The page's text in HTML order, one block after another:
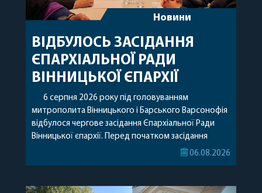
Новини
ВІДБУЛОСЬ ЗАСІДАННЯ
ЄПАРХІАЛЬНОЇ РАДИ
ВІННИЦЬКОЇ ЄПАРХІЇ
6 серпня 2026 року під головуванням
митрополита Вінницького і Барського Варсонофія
відбулося чергове засідання Єпархіальної Ради
Вінницької єпархії. Перед початком засідання
секретар Єпархіальної Ради від імені членів Ради
побажавши йому міцного здоров’я, Божої
06.08.2026